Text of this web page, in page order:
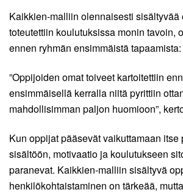
Kaikkien-malliin olennaisesti
toteutettiin koulutuksissa monin tavoin,
ennen ryhmän ensimmäistä tapaamista:
”Oppijoiden omat toiveet kartoitettiin
ensimmäisellä kerralla niitä pyrittiin
mahdollisimman paljon huomioon”,
Kun oppijat pääsevät vaikuttamaan itse
sisältöön, motivaatio ja koulutukseen
paranevat. Kaikkien-malliin sisältyvä
henkilökohtaistaminen on tärkeää,